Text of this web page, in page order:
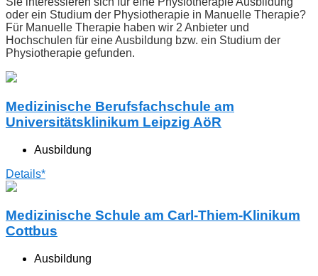
oder ein Studium der Physiotherapie in Manuelle Therapie?
Für Manuelle Therapie haben wir 2 Anbieter und
Hochschulen für eine Ausbildung bzw. ein Studium der
Physiotherapie gefunden.
Medizinische Berufsfachschule am
Universitätsklinikum Leipzig AöR
Ausbildung
Details*
Medizinische Schule am Carl-Thiem-Klinikum
Cottbus
Ausbildung